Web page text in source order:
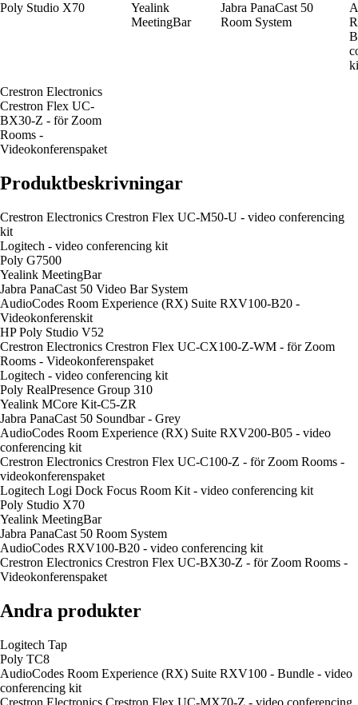
Poly Studio X70
Yealink
MeetingBar
Jabra PanaCast 50
Room System
Crestron Electronics
Crestron Flex UC-
BX30-Z - för Zoom
Rooms -
Videokonferenspaket
Produktbeskrivningar
Crestron Electronics Crestron Flex UC-M50-U - video conferencing
kit
Logitech - video conferencing kit
Poly G7500
Yealink MeetingBar
Jabra PanaCast 50 Video Bar System
AudioCodes Room Experience (RX) Suite RXV100-B20 -
Videokonferenskit
HP Poly Studio V52
Crestron Electronics Crestron Flex UC-CX100-Z-WM - för Zoom
Rooms - Videokonferenspaket
Logitech - video conferencing kit
Poly RealPresence Group 310
Yealink MCore Kit-C5-ZR
Jabra PanaCast 50 Soundbar - Grey
AudioCodes Room Experience (RX) Suite RXV200-B05 - video
conferencing kit
Crestron Electronics Crestron Flex UC-C100-Z - för Zoom Rooms -
videokonferenspaket
Logitech Logi Dock Focus Room Kit - video conferencing kit
Poly Studio X70
Yealink MeetingBar
Jabra PanaCast 50 Room System
AudioCodes RXV100-B20 - video conferencing kit
Crestron Electronics Crestron Flex UC-BX30-Z - för Zoom Rooms -
Videokonferenspaket
Andra produkter
Logitech Tap
Poly TC8
AudioCodes Room Experience (RX) Suite RXV100 - Bundle - video
conferencing kit
Crestron Electronics Crestron Flex UC-MX70-Z - video conferencing